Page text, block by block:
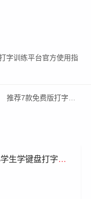
字训练平台官方使用指
推荐7款免费版打字软件：真正绿色无广告
生学键盘打字零